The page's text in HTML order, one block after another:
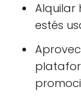
Alquilar
estés